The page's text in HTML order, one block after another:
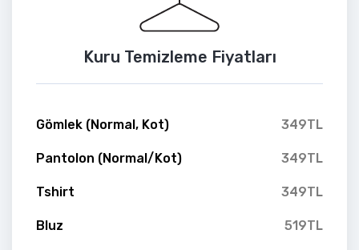
Kuru Temizleme Fiyatları
Gömlek (Normal, Kot) 349TL
Pantolon (Normal/Kot) 349TL
Tshirt 349TL
Bluz 519TL